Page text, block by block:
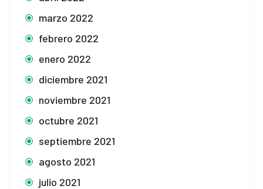
marzo 2022
febrero 2022
enero 2022
diciembre 2021
noviembre 2021
octubre 2021
septiembre 2021
agosto 2021
julio 2021